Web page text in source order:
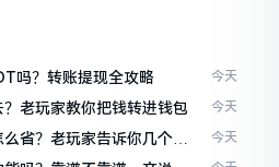
吗？转账提现全攻略 今天
老玩家教你把钱转进钱包 今天
省？老玩家告诉你几个实
今天